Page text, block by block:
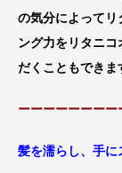
の気分によってリ
ング力をリタニ
だくこともでき
ーーーーーーー
髪を濡らし、手に